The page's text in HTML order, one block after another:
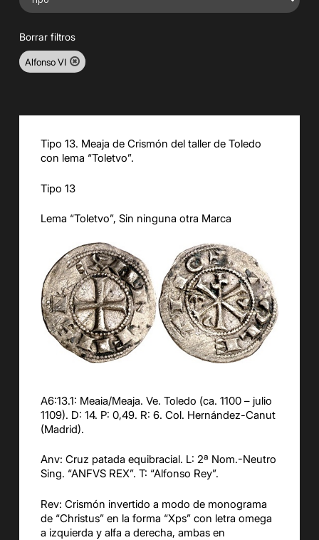
Borrar filtros
Alfonso VI
Tipo 13. Meaja de Crismón del taller de Toledo
con lema “Toletvo”.
Tipo 13
Lema “Toletvo”, Sin ninguna otra Marca
A6:13.1: Meaia/Meaja. Ve. Toledo (ca. 1100 – julio
1109). D: 14. P: 0,49. R: 6. Col. Hernández-Canut
(Madrid).
Anv: Cruz patada equibracial. L: 2ª Nom.-Neutro
Sing. “ANFVS REX”. T: “Alfonso Rey”.
Rev: Crismón invertido a modo de monograma
de “Christus” en la forma “Xps” con letra omega
a izquierda y alfa a derecha, ambas en